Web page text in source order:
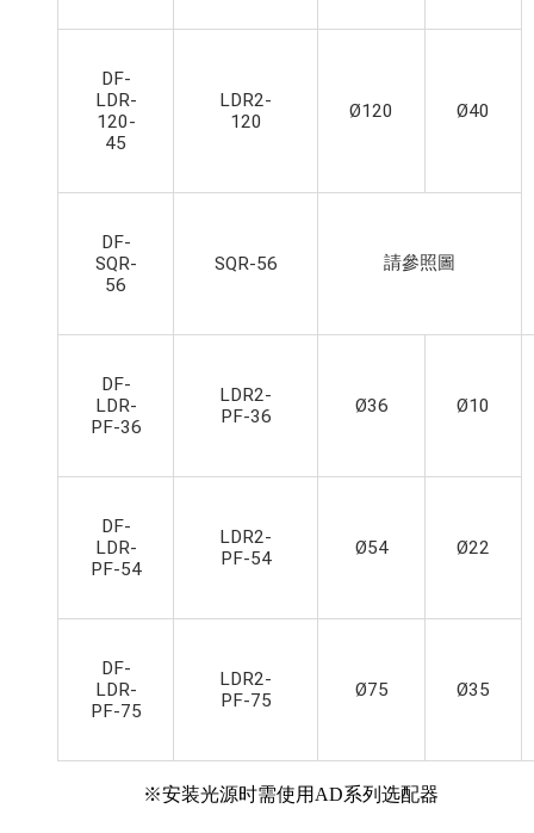
DF-
LDR-
120-
45
LDR2-
120
Ø120 Ø40
DF-
SQR-
56
SQR-56 請參照圖
DF-
LDR-
PF-36
LDR2-
PF-36
Ø36 Ø10
DF-
LDR-
PF-54
LDR2-
PF-54
Ø54 Ø22
DF-
LDR-
PF-75
LDR2-
PF-75
Ø75 Ø35
※安装光源时需使用AD系列选配器